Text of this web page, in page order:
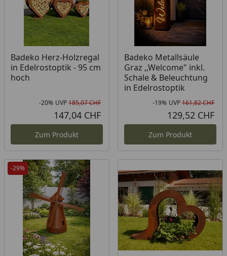
Badeko Herz-Holzregal
in Edelrostoptik - 95 cm
hoch
Rabatt in Prozent
-20%
Ursprünglicher Preis
UVP185,07 CHF
147,04 CHF
Zum Produkt
Badeko Metallsäule
Graz ,,Welcome" inkl.
Schale & Beleuchtung
in Edelrostoptik
-19% UVP161,82 CHF
129,52 CHF
Zum Produkt
-29%